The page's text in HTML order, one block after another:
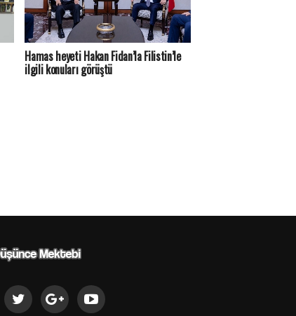
Hamas heyeti Hakan Fidan’la Filistin’le
ilgili konuları görüştü